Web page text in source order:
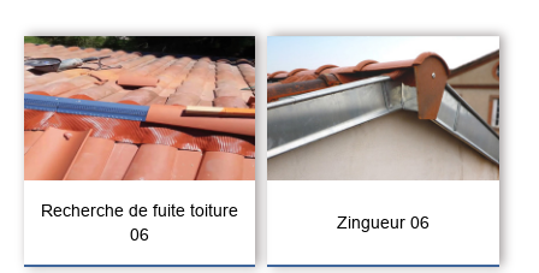
Recherche de fuite toiture
06
Zingueur 06